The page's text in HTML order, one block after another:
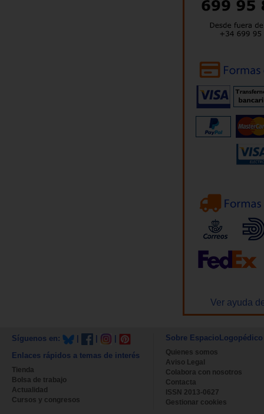
Ver ayuda
Síguenos en:
Enlaces rápidos a temas de interés
Tienda
Bolsa de trabajo
Actualidad
Cursos y congresos
Sobre EspacioLogopédico
Quienes somos
Aviso Legal
Colabora con nosotros
Contacta
ISSN 2013-0627
Gestionar cookies